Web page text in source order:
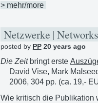
> mehr/more
Netzwerke |
posted by PP 20 years ago
Die Zeitbringt erste
David Vise, Mark
2006, 304 pp. (ca. 19,-
Wie kritisch die Publikation